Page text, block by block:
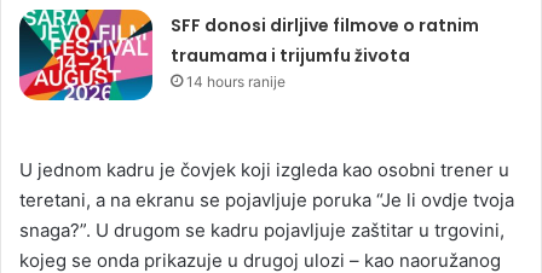
SFF donosi dirljive filmove o ratnim
traumama i trijumfu života
14 hours ranije
U jednom kadru je čovjek koji izgleda kao osobni trener u
teretani, a na ekranu se pojavljuje poruka “Je li ovdje tvoja
snaga?”. U drugom se kadru pojavljuje zaštitar u trgovini,
kojeg se onda prikazuje u drugoj ulozi – kao naoružanog